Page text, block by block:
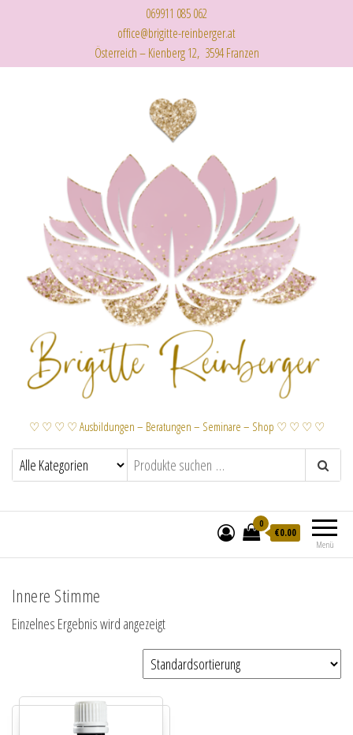
069911 085 062
office@brigitte-reinberger.at
Österreich – Kienberg 12, 3594 Franzen
♡ ♡ ♡ ♡ Ausbildungen – Beratungen – Seminare – Shop ♡ ♡ ♡ ♡
Menü
0
€0.00
Innere Stimme
Einzelnes Ergebnis wird angezeigt